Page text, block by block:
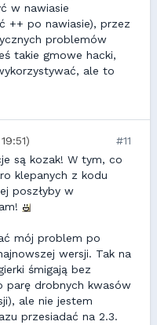
w nawiasie
++ po nawiasie), przez
problemów
takie gmowe hacki,
ale to
#11
są kozak! W tym, co
klepanych z kodu
poszłyby w
mój problem po
wersji. Tak na
śmigają bez
parę drobnych kwasów
ale nie jestem
przesiadać na 2.3.